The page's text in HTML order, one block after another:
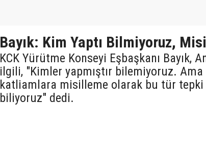
Bayık: Kim Yaptı Bilmiyoruz,
KCK Yürütme Konseyi Eşbaşkanı Bayık,
ilgili, "Kimler yapmıştır bilemiyoruz.
katliamlara misilleme olarak bu tür tepki
biliyoruz" dedi.